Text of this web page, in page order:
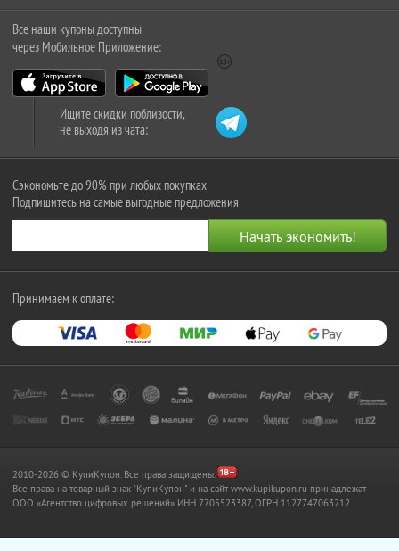
Все наши купоны доступны
через Мобильное Приложение:
Ищите скидки поблизости,
не выходя из чата:
Сэкономьте до 90% при любых покупках
Подпишитесь на самые выгодные предложения
Принимаем к оплате:
2010-2026 © КупиКупон. Все права защищены.
Все права на товарный знак "КупиКупон" и на сайт www.kupikupon.ru принадлежат
OOO «Агентство цифровых решений» ИНН 7705523387, ОГРН 1127747063212